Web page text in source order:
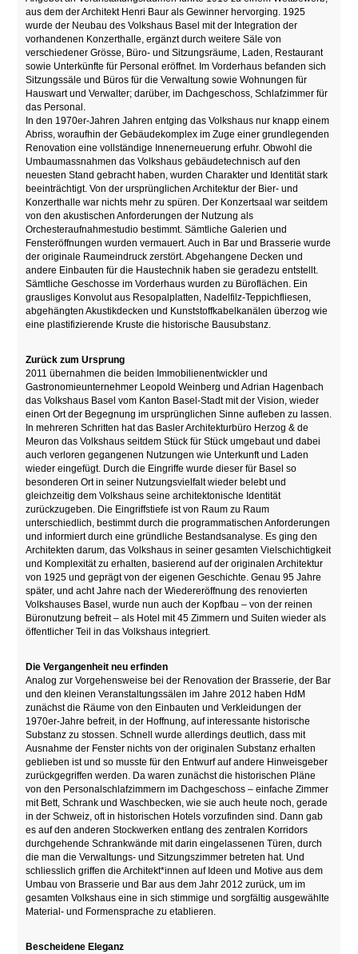
aus dem der Architekt Henri Baur als Gewinner hervorging. 1925
wurde der Neubau des Volkshaus Basel mit der Integration der
vorhandenen Konzerthalle, ergänzt durch weitere Säle von
verschiedener Grösse, Büro- und Sitzungsräume, Laden, Restaurant
sowie Unterkünfte für Personal eröffnet. Im Vorderhaus befanden sich
Sitzungssäle und Büros für die Verwaltung sowie Wohnungen für
Hauswart und Verwalter; darüber, im Dachgeschoss, Schlafzimmer für
das Personal.
In den 1970er-Jahren Jahren entging das Volkshaus nur knapp einem
Abriss, woraufhin der Gebäudekomplex im Zuge einer grundlegenden
Renovation eine vollständige Innenerneuerung erfuhr. Obwohl die
Umbaumassnahmen das Volkshaus gebäudetechnisch auf den
neuesten Stand gebracht haben, wurden Charakter und Identität stark
beeinträchtigt. Von der ursprünglichen Architektur der Bier- und
Konzerthalle war nichts mehr zu spüren. Der Konzertsaal war seitdem
von den akustischen Anforderungen der Nutzung als
Orchesteraufnahmestudio bestimmt. Sämtliche Galerien und
Fensteröffnungen wurden vermauert. Auch in Bar und Brasserie wurde
der originale Raumeindruck zerstört. Abgehangene Decken und
andere Einbauten für die Haustechnik haben sie geradezu entstellt.
Sämtliche Geschosse im Vorderhaus wurden zu Büroflächen. Ein
grausliges Konvolut aus Resopalplatten, Nadelfilz-Teppichfliesen,
abgehängten Akustikdecken und Kunststoffkabelkanälen überzog wie
eine plastifizierende Kruste die historische Bausubstanz.
Zurück zum Ursprung
2011 übernahmen die beiden Immobilienentwickler und
Gastronomieunternehmer Leopold Weinberg und Adrian Hagenbach
das Volkshaus Basel vom Kanton Basel-Stadt mit der Vision, wieder
einen Ort der Begegnung im ursprünglichen Sinne aufleben zu lassen.
In mehreren Schritten hat das Basler Architekturbüro Herzog & de
Meuron das Volkshaus seitdem Stück für Stück umgebaut und dabei
auch verloren gegangenen Nutzungen wie Unterkunft und Laden
wieder eingefügt. Durch die Eingriffe wurde dieser für Basel so
besonderen Ort in seiner Nutzungsvielfalt wieder belebt und
gleichzeitig dem Volkshaus seine architektonische Identität
zurückzugeben. Die Eingriffstiefe ist von Raum zu Raum
unterschiedlich, bestimmt durch die programmatischen Anforderungen
und informiert durch eine gründliche Bestandsanalyse. Es ging den
Architekten darum, das Volkshaus in seiner gesamten Vielschichtigkeit
und Komplexität zu erhalten, basierend auf der originalen Architektur
von 1925 und geprägt von der eigenen Geschichte. Genau 95 Jahre
später, und acht Jahre nach der Wiedereröffnung des renovierten
Volkshauses Basel, wurde nun auch der Kopfbau – von der reinen
Büronutzung befreit – als Hotel mit 45 Zimmern und Suiten wieder als
öffentlicher Teil in das Volkshaus integriert.
Die Vergangenheit neu erfinden
Analog zur Vorgehensweise bei der Renovation der Brasserie, der Bar
und den kleinen Veranstaltungssälen im Jahre 2012 haben HdM
zunächst die Räume von den Einbauten und Verkleidungen der
1970er-Jahre befreit, in der Hoffnung, auf interessante historische
Substanz zu stossen. Schnell wurde allerdings deutlich, dass mit
Ausnahme der Fenster nichts von der originalen Substanz erhalten
geblieben ist und so musste für den Entwurf auf andere Hinweisgeber
zurückgegriffen werden. Da waren zunächst die historischen Pläne
von den Personalschlafzimmern im Dachgeschoss – einfache Zimmer
mit Bett, Schrank und Waschbecken, wie sie auch heute noch, gerade
in der Schweiz, oft in historischen Hotels vorzufinden sind. Dann gab
es auf den anderen Stockwerken entlang des zentralen Korridors
durchgehende Schrankwände mit darin eingelassenen Türen, durch
die man die Verwaltungs- und Sitzungszimmer betreten hat. Und
schliesslich griffen die Architekt*innen auf Ideen und Motive aus dem
Umbau von Brasserie und Bar aus dem Jahr 2012 zurück, um im
gesamten Volkshaus eine in sich stimmige und sorgfältig ausgewählte
Material- und Formensprache zu etablieren.
Bescheidene Eleganz